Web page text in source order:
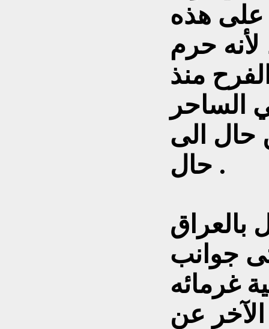
هذه
لأنه حرم
منذ
حال الى
حال .
بالعراق
جوانب
غرمائه
الآخر عن